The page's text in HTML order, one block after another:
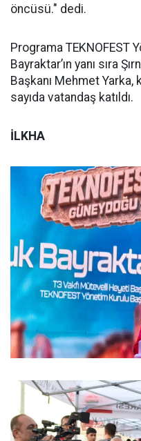
öncüsü." dedi.
Programa TEKNOFEST
Bayraktar’ın yanı sıra
Başkanı Mehmet
sayıda vatandaş katıldı.
İLKHA